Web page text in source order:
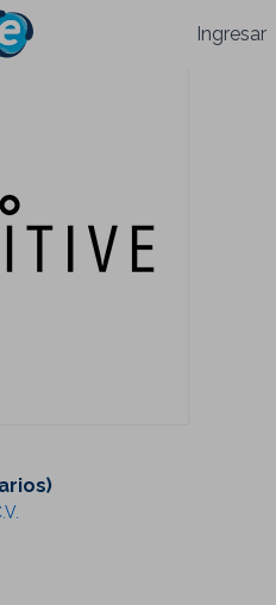
Ingresar